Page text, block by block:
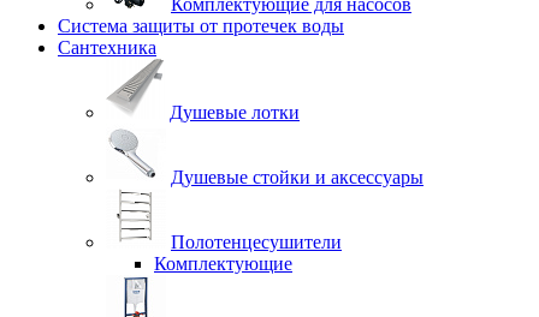
Комплектующие для насосов
Система защиты от протечек воды
Сантехника
Душевые лотки
Душевые стойки и аксессуары
Полотенцесушители
Комплектующие